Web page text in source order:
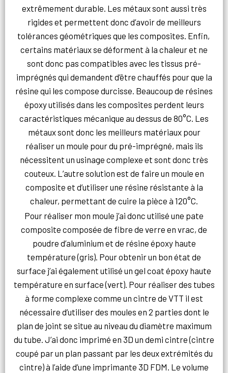
extrêmement durable. Les métaux sont aussi très
rigides et permettent donc d’avoir de meilleurs
tolérances géométriques que les composites. Enfin,
certains matériaux se déforment à la chaleur et ne
sont donc pas compatibles avec les tissus pré-
imprégnés qui demandent d’être chauffés pour que la
résine qui les compose durcisse. Beaucoup de résines
époxy utilisés dans les composites perdent leurs
caractéristiques mécanique au dessus de 80°C. Les
métaux sont donc les meilleurs matériaux pour
réaliser un moule pour du pré-imprégné, mais ils
nécessitent un usinage complexe et sont donc très
couteux. L’autre solution est de faire un moule en
composite et d’utiliser une résine résistante à la
chaleur, permettant de cuire la pièce à 120°C.
Pour réaliser mon moule j’ai donc utilisé une pate
composite composée de fibre de verre en vrac, de
poudre d’aluminium et de résine époxy haute
température (gris). Pour obtenir un bon état de
surface j’ai également utilisé un gel coat époxy haute
température en surface (vert). Pour réaliser des tubes
à forme complexe comme un cintre de VTT il est
nécessaire d’utiliser des moules en 2 parties dont le
plan de joint se situe au niveau du diamètre maximum
du tube. J’ai donc imprimé en 3D un demi cintre (cintre
coupé par un plan passant par les deux extrémités du
cintre) à l’aide d’une imprimante 3D FDM. Le volume